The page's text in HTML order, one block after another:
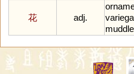
花 adj.